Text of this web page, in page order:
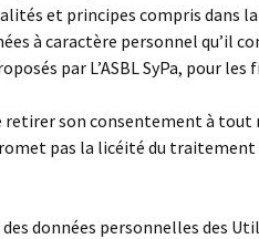
et principes compris dans
à caractère personnel qu’il
par L’ASBL SyPa, pour
retirer son consentement à
pas la licéité du
données personnelles des